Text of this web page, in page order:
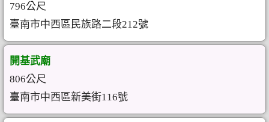
796公尺
臺南市中西區民族路二段212號
開基武廟
806公尺
臺南市中西區新美街116號